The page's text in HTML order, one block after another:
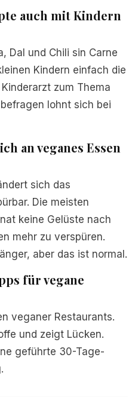
auch mit Kindern
Dal und Chili sin Carne
Kindern einfach die
zum Thema
lohnt sich bei
an veganes Essen
sich das
Die meisten
keine Gelüste nach
mehr zu verspüren.
aber das ist normal.
für vegane
veganer Restaurants.
und zeigt Lücken.
geführte 30-Tage-